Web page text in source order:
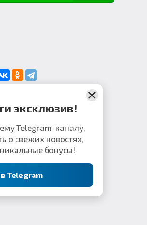
эксклюзив!
к нашему Telegram-каналу,
о свежих новостях,
уникальные бонусы!
Перейти в Telegram